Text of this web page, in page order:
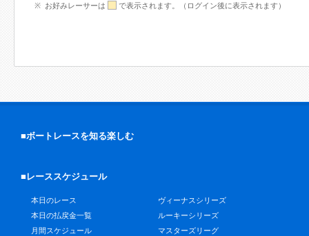
お好みレーサーは で表示されます。（ログイン後に表示されます）
■ボートレースを知る楽しむ
■レーススケジュール
本日のレース
本日の払戻金一覧
月間スケジュール
ヴィーナスシリーズ
ルーキーシリーズ
マスターズリーグ